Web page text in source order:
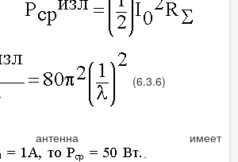
(6.3.6)
имеет
.